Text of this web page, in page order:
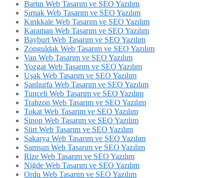
Bartın Web Tasarım ve SEO Yazılım
Şırnak Web Tasarım ve SEO Yazılım
Kırıkkale Web Tasarım ve SEO Yazılım
Karaman Web Tasarım ve SEO Yazılım
Bayburt Web Tasarım ve SEO Yazılım
Zonguldak Web Tasarım ve SEO Yazılım
Van Web Tasarım ve SEO Yazılım
Yozgat Web Tasarım ve SEO Yazılım
Uşak Web Tasarım ve SEO Yazılım
Şanlıurfa Web Tasarım ve SEO Yazılım
Tunceli Web Tasarım ve SEO Yazılım
Trabzon Web Tasarım ve SEO Yazılım
Tokat Web Tasarım ve SEO Yazılım
Sinop Web Tasarım ve SEO Yazılım
Siirt Web Tasarım ve SEO Yazılım
Sakarya Web Tasarım ve SEO Yazılım
Samsun Web Tasarım ve SEO Yazılım
Rize Web Tasarım ve SEO Yazılım
Niğde Web Tasarım ve SEO Yazılım
Ordu Web Tasarım ve SEO Yazılım